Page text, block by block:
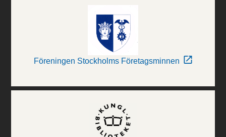
Föreningen Stockholms Företagsminnen